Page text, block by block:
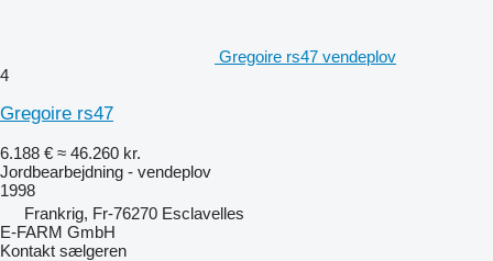
Gregoire rs47 vendeplov
4
Gregoire rs47
6.188 € ≈ 46.260 kr.
Jordbearbejdning - vendeplov
1998
Frankrig, Fr-76270 Esclavelles
E-FARM GmbH
Kontakt sælgeren